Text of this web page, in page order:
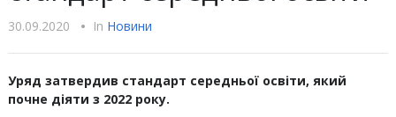
30.09.2020 • In Новини
Уряд затвердив стандарт середньої освіти, який
почне діяти з 2022 року.